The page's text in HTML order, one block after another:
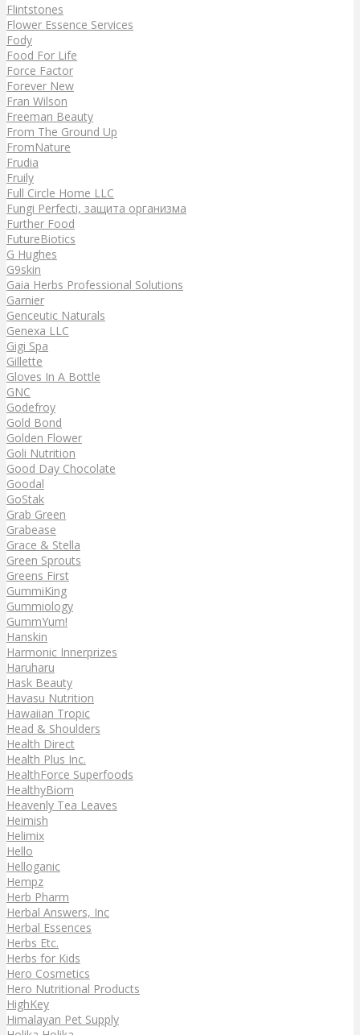
Flintstones
Flower Essence Services
Fody
Food For Life
Force Factor
Forever New
Fran Wilson
Freeman Beauty
From The Ground Up
FromNature
Frudia
Fruily
Full Circle Home LLC
Fungi Perfecti, защита организма
Further Food
FutureBiotics
G Hughes
G9skin
Gaia Herbs Professional Solutions
Garnier
Genceutic Naturals
Genexa LLC
Gigi Spa
Gillette
Gloves In A Bottle
GNC
Godefroy
Gold Bond
Golden Flower
Goli Nutrition
Good Day Chocolate
Goodal
GoStak
Grab Green
Grabease
Grace & Stella
Green Sprouts
Greens First
GummiKing
Gummiology
GummYum!
Hanskin
Harmonic Innerprizes
Haruharu
Hask Beauty
Havasu Nutrition
Hawaiian Tropic
Head & Shoulders
Health Direct
Health Plus Inc.
HealthForce Superfoods
HealthyBiom
Heavenly Tea Leaves
Heimish
Helimix
Hello
Helloganic
Hempz
Herb Pharm
Herbal Answers, Inc
Herbal Essences
Herbs Etc.
Herbs for Kids
Hero Cosmetics
Hero Nutritional Products
HighKey
Himalayan Pet Supply